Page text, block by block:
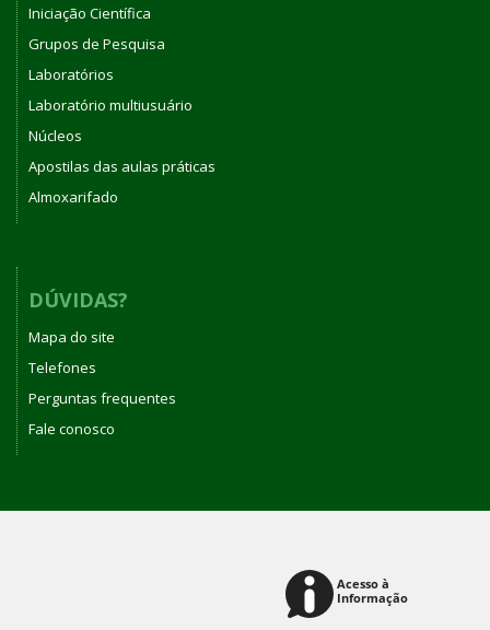
Iniciação Científica
Grupos de Pesquisa
Laboratórios
Laboratório multiusuário
Núcleos
Apostilas das aulas práticas
Almoxarifado
DÚVIDAS?
Mapa do site
Telefones
Perguntas frequentes
Fale conosco